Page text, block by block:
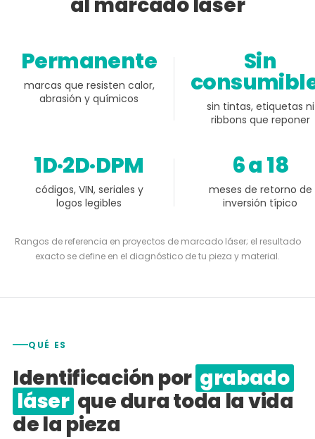
Permanente
marcas que resisten calor,
abrasión y químicos
Sin
sin tintas, etiquetas ni
ribbons que reponer
1D·2D·DPM
códigos, VIN, seriales y
logos legibles
6 a 18
meses de retorno de
inversión típico
Rangos de referencia en proyectos de marcado láser; el resultado
exacto se define en el diagnóstico de tu pieza y material.
QUÉ ES
Identificación por grabado
láser que dura toda la vida
de la pieza